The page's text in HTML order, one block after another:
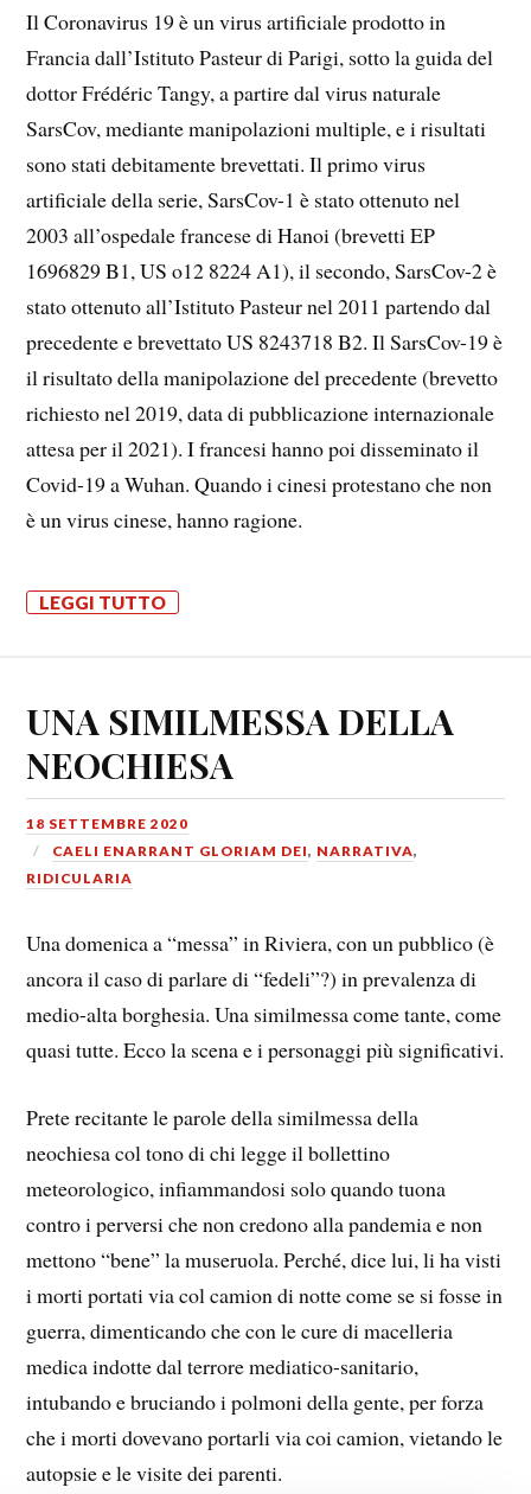
Il Coronavirus 19 è un virus artificiale prodotto in
Francia dall’Istituto Pasteur di Parigi, sotto la guida del
dottor Frédéric Tangy, a partire dal virus naturale
SarsCov, mediante manipolazioni multiple, e i risultati
sono stati debitamente brevettati. Il primo virus
artificiale della serie, SarsCov-1 è stato ottenuto nel
2003 all’ospedale francese di Hanoi (brevetti EP
1696829 B1, US o12 8224 A1), il secondo, SarsCov-2 è
stato ottenuto all’Istituto Pasteur nel 2011 partendo dal
precedente e brevettato US 8243718 B2. Il SarsCov-19 è
il risultato della manipolazione del precedente (brevetto
richiesto nel 2019, data di pubblicazione internazionale
attesa per il 2021). I francesi hanno poi disseminato il
Covid-19 a Wuhan. Quando i cinesi protestano che non
è un virus cinese, hanno ragione.
LEGGI TUTTO
UNA SIMILMESSA DELLA
NEOCHIESA
18 SETTEMBRE 2020
CAELI ENARRANT GLORIAM DEI, NARRATIVA,
RIDICULARIA
Una domenica a “messa” in Riviera, con un pubblico (è
ancora il caso di parlare di “fedeli”?) in prevalenza di
medio-alta borghesia. Una similmessa come tante, come
quasi tutte. Ecco la scena e i personaggi più significativi.
Prete recitante le parole della similmessa della
neochiesa col tono di chi legge il bollettino
meteorologico, infiammandosi solo quando tuona
contro i perversi che non credono alla pandemia e non
mettono “bene” la museruola. Perché, dice lui, li ha visti
i morti portati via col camion di notte come se si fosse in
guerra, dimenticando che con le cure di macelleria
medica indotte dal terrore mediatico-sanitario,
intubando e bruciando i polmoni della gente, per forza
che i morti dovevano portarli via coi camion, vietando le
autopsie e le visite dei parenti.